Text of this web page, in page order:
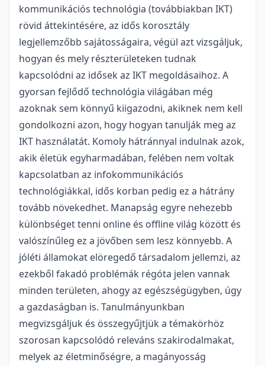
kommunikációs technológia (továbbiakban IKT)
rövid áttekintésére, az idős korosztály
legjellemzőbb sajátosságaira, végül azt vizsgáljuk,
hogyan és mely részterületeken tudnak
kapcsolódni az idősek az IKT megoldásaihoz. A
gyorsan fejlődő technológia világában még
azoknak sem könnyű kiigazodni, akiknek nem kell
gondolkozni azon, hogy hogyan tanulják meg az
IKT használatát. Komoly hátránnyal indulnak azok,
akik életük egyharmadában, felében nem voltak
kapcsolatban az infokommunikációs
technológiákkal, idős korban pedig ez a hátrány
tovább növekedhet. Manapság egyre nehezebb
különbséget tenni online és offline világ között és
valószínűleg ez a jövőben sem lesz könnyebb. A
jóléti államokat elöregedő társadalom jellemzi, az
ezekből fakadó problémák régóta jelen vannak
minden területen, ahogy az egészségügyben, úgy
a gazdaságban is. Tanulmányunkban
megvizsgáljuk és összegyűjtjük a témakörhöz
szorosan kapcsolódó releváns szakirodalmakat,
melyek az életminőségre, a magányosság